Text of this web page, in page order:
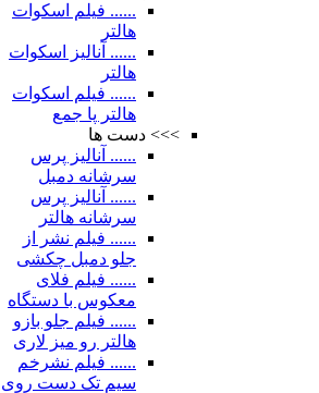
...... فیلم اسکوات
هالتر
...... آنالیز اسکوات
هالتر
...... فیلم اسکوات
هالتر پا جمع
>>> دست ها
...... آنالیز پرس
سرشانه دمبل
...... آنالیز پرس
سرشانه هالتر
...... فیلم نشر از
جلو دمبل چکشی
...... فیلم فلای
معکوس با دستگاه
...... فیلم جلو بازو
هالتر رو میز لاری
...... فیلم نشرخم
سیم تک دست روی